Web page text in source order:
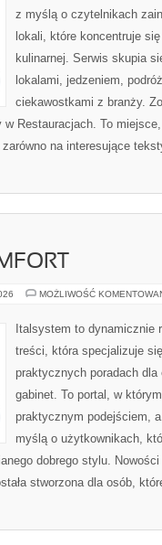
z myślą o czytelnikach
lokali, które koncentruje
kulinarnej. Serwis skupia
lokalami, jedzeniem,
ciekawostkami z branży.
Restauracjach. To
na interesujące
MOŻLIWOŚĆ
Italsystem to dynamicznie
treści, która specjalizuje
praktycznych poradach
gabinet. To portal, w
praktycznym podejściem,
myślą o użytkownikach,
dobrego stylu.
stworzona dla osób,